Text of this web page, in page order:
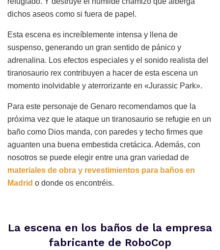
dichos aseos como si fuera de papel.
Esta escena es increíblemente intensa y llena de
suspenso, generando un gran sentido de pánico y
adrenalina. Los efectos especiales y el sonido realista del
tiranosaurio rex contribuyen a hacer de esta escena un
momento inolvidable y aterrorizante en «Jurassic Park».
Para este personaje de Genaro recomendamos que la
próxima vez que le ataque un tiranosaurio se refugie en un
baño como Dios manda, con paredes y techo firmes que
aguanten una buena embestida cretácica. Además, con
nosotros se puede elegir entre una gran variedad de
materiales de obra y revestimientos para baños en
Madrid o donde os encontréis.
La escena en los baños de la empresa
fabricante de RoboCop